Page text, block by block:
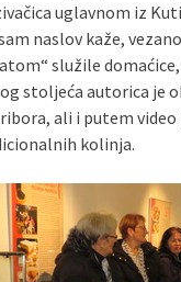
uglavnom iz
naslov kaže,
služile
stoljeća autorica je
ali i putem
kolinja.